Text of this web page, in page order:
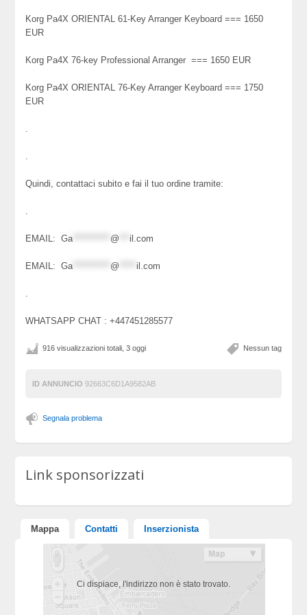
Korg Pa4X ORIENTAL 61-Key Arranger Keyboard === 1650
EUR
Korg Pa4X 76-key Professional Arranger === 1650 EUR
Korg Pa4X ORIENTAL 76-Key Arranger Keyboard === 1750
EUR
.
.
Quindi, contattaci subito e fai il tuo ordine tramite:
.
EMAIL:Ga*********** @ il.com
EMAIL:Ga*********** @ il.com
.
WHATSAPP CHAT : +447451285577
Nessun tag
916 visualizzazioni totali, 3 oggi
ID ANNUNCIO 92663C6D1A9582AB
Segnala problema
Link sponsorizzati
Mappa Contatti Inserzionista
Ci dispiace, l'indirizzo non è stato trovato.